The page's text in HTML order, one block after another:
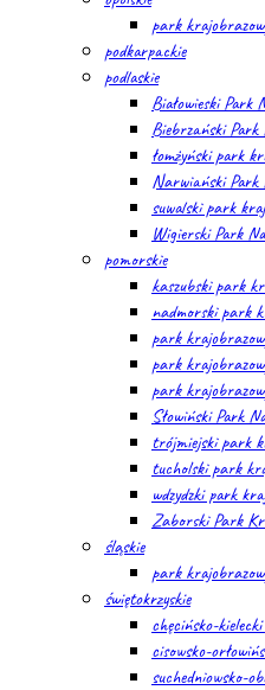
park
podkarpackie
podlaskie
Białowieski Park
Biebrzański Park
łomżyński park
Narwiański Park
suwalski park
Wigierski Park
pomorskie
kaszubski park
nadmorski park
park
park
park
Słowiński Park
trójmiejski park
tucholski park
wdzydzki park
Zaborski Park
śląskie
park
świętokrzyskie
chęcińsko-
cisowsko-
suchedniowsko-